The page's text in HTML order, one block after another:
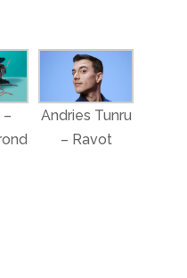
–
Andries Tunru
– Ravot